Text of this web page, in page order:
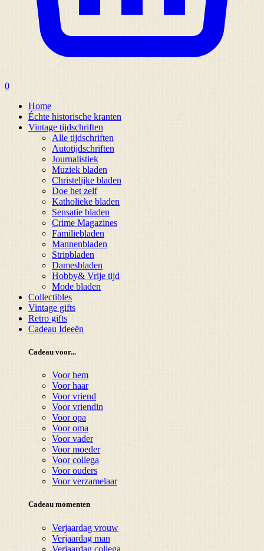
0
Home
Échte historische kranten
Vintage tijdschriften
Alle tijdschriften
Autotijdschriften
Journalistiek
Muziek bladen
Christelijke bladen
Doe het zelf
Katholieke bladen
Sensatie bladen
Crime Magazines
Familiebladen
Mannenbladen
Stripbladen
Damesbladen
Hobby& Vrije tijd
Mode bladen
Collectibles
Vintage gifts
Retro gifts
Cadeau Ideeën
Cadeau voor...
Voor hem
Voor haar
Voor vriend
Voor vriendin
Voor opa
Voor oma
Voor vader
Voor moeder
Voor collega
Voor ouders
Voor verzamelaar
Cadeau momenten
Verjaardag vrouw
Verjaardag man
Verjaardag collega